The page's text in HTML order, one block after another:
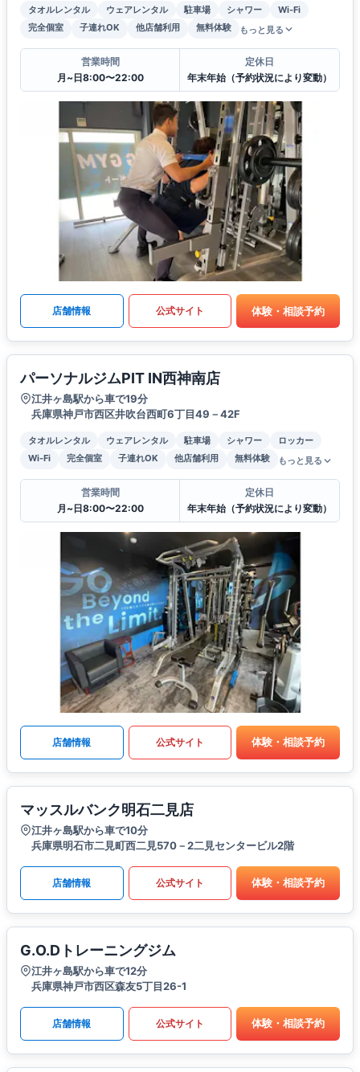
タオルレンタル ウェアレンタル 駐車場 シャワー
Wi-Fi
完全個室
子連れOK 他店舗利用 無料体験 もっと見る
営業時間
月~日8:00〜22:00
定休日
年末年始（予約状況により変動）
店舗情報 公式サイト 体験・相談予約
パーソナルジムPIT IN西神南店
江井ヶ島駅から車で19分
兵庫県神戸市西区井吹台西町6丁目49－42F
タオルレンタル ウェアレンタル 駐車場 シャワー
ロッカー
Wi-Fi
完全個室 子連れOK 他店舗利用 無料体験 もっと見る
営業時間
月~日8:00〜22:00
定休日
年末年始（予約状況により変動）
店舗情報 公式サイト 体験・相談予約
マッスルバンク明石二見店
江井ヶ島駅から車で10分
兵庫県明石市二見町西二見570－2二見センタービル2階
店舗情報 公式サイト 体験・相談予約
G.O.Dトレーニングジム
江井ヶ島駅から車で12分
兵庫県神戸市西区森友5丁目26-1
店舗情報 公式サイト 体験・相談予約